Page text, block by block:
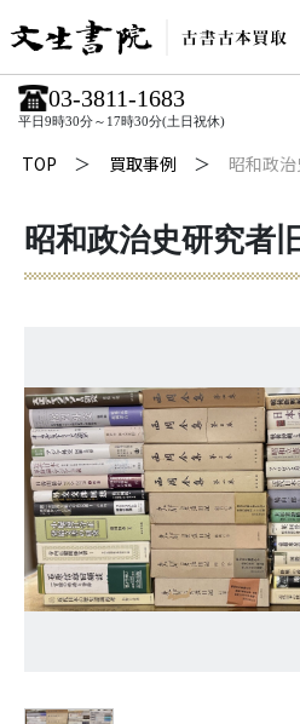
03-3811-1683
平日9時30分～17時30分(土日祝休)
TOP 買取事例 昭和政
昭和政治史研究者